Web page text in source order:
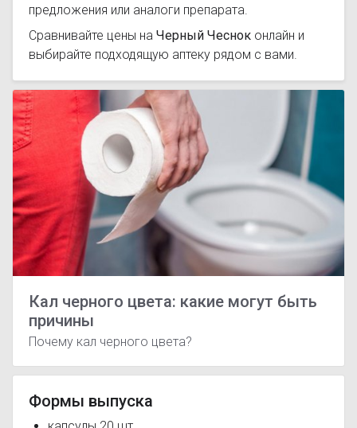
предложения или аналоги препарата.
Сравнивайте цены на Черный Чеснок онлайн и
выбирайте подходящую аптеку рядом с вами.
Кал черного цвета: какие могут быть
причины
Почему кал черного цвета?
Формы выпуска